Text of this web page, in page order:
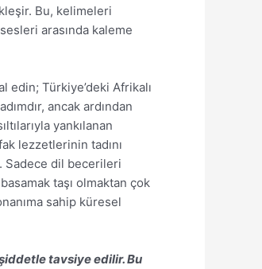
Bu, kelimeleri
arasında kaleme
edin; Türkiye’deki Afrikalı
ancak ardından
yankılanan
lezzetlerinin tadını
Sadece dil becerileri
taşı olmaktan çok
sahip küresel
tavsiye edilir. Bu